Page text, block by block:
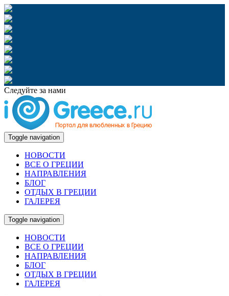
Следуйте за нами
Toggle navigation
НОВОСТИ
ВСЕ О ГРЕЦИИ
НАПРАВЛЕНИЯ
БЛОГ
ОТДЫХ В ГРЕЦИИ
ГАЛЕРЕЯ
Toggle navigation
НОВОСТИ
ВСЕ О ГРЕЦИИ
НАПРАВЛЕНИЯ
БЛОГ
ОТДЫХ В ГРЕЦИИ
ГАЛЕРЕЯ